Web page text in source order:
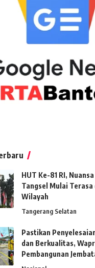
HUT Ke-81 RI,
Tangsel Mulai Terasa
Wilayah
Tangerang Selatan
Pastikan
dan Berkualitas,
Pembangunan